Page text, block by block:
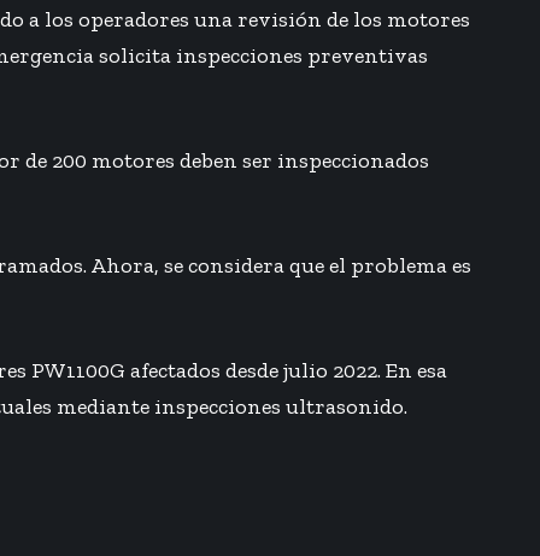
a los operadores una revisión de los motores
solicita inspecciones preventivas
de 200 motores deben ser inspeccionados
Ahora, se considera que el problema es
afectados desde julio 2022. En esa
mediante inspecciones ultrasonido.